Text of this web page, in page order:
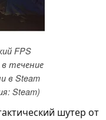
FPS
течение
в Steam
Steam)
шутер от